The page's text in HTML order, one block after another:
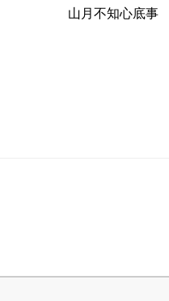
山月不知心底事